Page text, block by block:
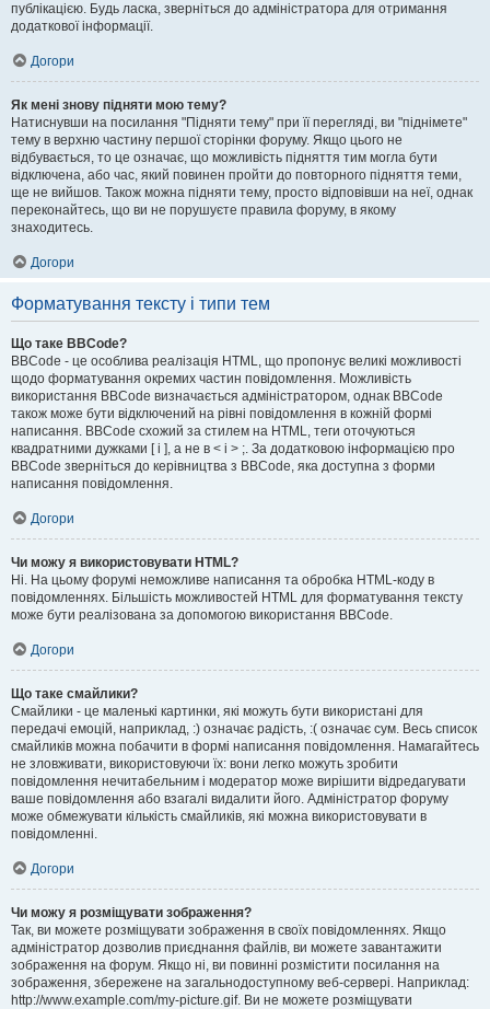
публікацією. Будь ласка, зверніться до адміністратора для отримання
додаткової інформації.
Догори
Як мені знову підняти мою тему?
Натиснувши на посилання "Підняти тему" при її перегляді, ви "піднімете"
тему в верхню частину першої сторінки форуму. Якщо цього не
відбувається, то це означає, що можливість підняття тим могла бути
відключена, або час, який повинен пройти до повторного підняття теми,
ще не вийшов. Також можна підняти тему, просто відповівши на неї, однак
переконайтесь, що ви не порушуєте правила форуму, в якому
знаходитесь.
Догори
Форматування тексту і типи тем
Що таке BBCode?
BBCode - це особлива реалізація HTML, що пропонує великі можливості
щодо форматування окремих частин повідомлення. Можливість
використання BBCode визначається адміністратором, однак BBCode
також може бути відключений на рівні повідомлення в кожній формі
написання. BBCode схожий за стилем на HTML, теги оточуються
квадратними дужками [ і ], а не в < і > ;. За додатковою інформацією про
BBCode зверніться до керівництва з BBCode, яка доступна з форми
написання повідомлення.
Догори
Чи можу я використовувати HTML?
Ні. На цьому форумі неможливе написання та обробка HTML-коду в
повідомленнях. Більшість можливостей HTML для форматування тексту
може бути реалізована за допомогою використання BBCode.
Догори
Що таке смайлики?
Смайлики - це маленькі картинки, які можуть бути використані для
передачі емоцій, наприклад, :) означає радість, :( означає сум. Весь список
смайликів можна побачити в формі написання повідомлення. Намагайтесь
не зловживати, використовуючи їх: вони легко можуть зробити
повідомлення нечитабельним і модератор може вирішити відредагувати
ваше повідомлення або взагалі видалити його. Адміністратор форуму
може обмежувати кількість смайликів, які можна використовувати в
повідомленні.
Догори
Чи можу я розміщувати зображення?
Так, ви можете розміщувати зображення в своїх повідомленнях. Якщо
адміністратор дозволив приєднання файлів, ви можете завантажити
зображення на форум. Якщо ні, ви повинні розмістити посилання на
зображення, збережене на загальнодоступному веб-сервері. Наприклад:
http://www.example.com/my-picture.gif. Ви не можете розміщувати